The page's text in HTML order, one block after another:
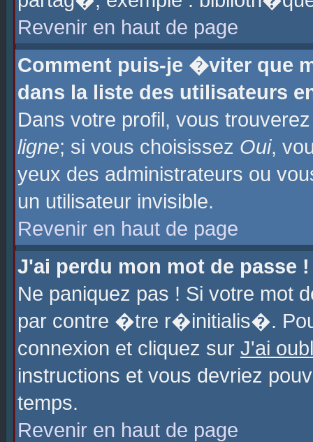
Revenir en haut de page
Comment puis-je �viter que
dans la liste des utilisateurs
Dans votre profil, vous
ligne; si vous choisissez Oui,
yeux des administrateurs ou
un utilisateur invisible.
Revenir en haut de page
J'ai perdu mon mot de passe !
Ne paniquez pas ! Si votre
par contre �tre r�initialis�.
connexion et cliquez sur J'ai
instructions et vous devriez
temps.
Revenir en haut de page